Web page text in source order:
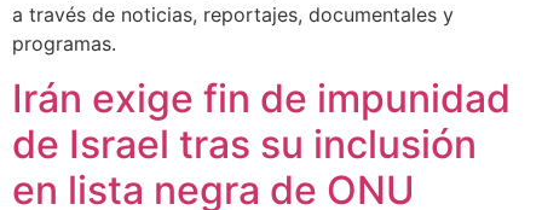
a través de noticias, reportajes, documentales y
programas.
Irán exige fin de impunidad
de Israel tras su inclusión
en lista negra de ONU